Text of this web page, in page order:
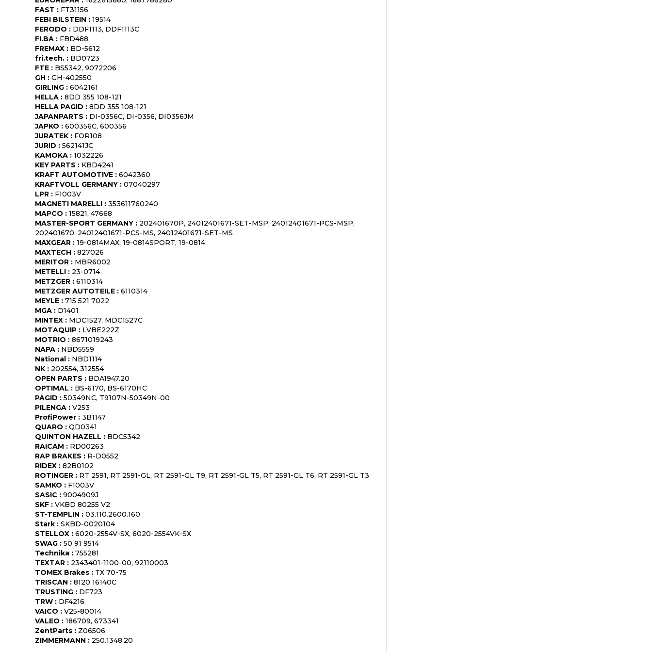
FAST : FT31156
FEBI BILSTEIN : 19514
FERODO : DDF1113, DDF1113C
FI.BA : FBD488
FREMAX : BD-5612
fri.tech. : BD0723
FTE : BS5342, 9072206
GH : GH-402550
GIRLING : 6042161
HELLA : 8DD 355 108-121
HELLA PAGID : 8DD 355 108-121
JAPANPARTS : DI-0356C, DI-0356, DI0356JM
JAPKO : 600356C, 600356
JURATEK : FOR108
JURID : 562141JC
KAMOKA : 1032226
KEY PARTS : KBD4241
KRAFT AUTOMOTIVE : 6042360
KRAFTVOLL GERMANY : 07040297
LPR : F1003V
MAGNETI MARELLI : 353611760240
MAPCO : 15821, 47668
MASTER-SPORT GERMANY : 202401670P, 24012401671-SET-MSP, 24012401671-PCS-MSP,
202401670, 24012401671-PCS-MS, 24012401671-SET-MS
MAXGEAR : 19-0814MAX, 19-0814SPORT, 19-0814
MAXTECH : 827026
MERITOR : MBR6002
METELLI : 23-0714
METZGER : 6110314
METZGER AUTOTEILE : 6110314
MEYLE : 715 521 7022
MGA : D1401
MINTEX : MDC1527, MDC1527C
MOTAQUIP : LVBE222Z
MOTRIO : 8671019243
NAPA : NBD5559
National : NBD1114
NK : 202554, 312554
OPEN PARTS : BDA1947.20
OPTIMAL : BS-6170, BS-6170HC
PAGID : 50349NC, T9107N-50349N-00
PILENGA : V253
ProfiPower : 3B1147
QUARO : QD0341
QUINTON HAZELL : BDC5342
RAICAM : RD00263
RAP BRAKES : R-D0552
RIDEX : 82B0102
ROTINGER : RT 2591, RT 2591-GL, RT 2591-GL T9, RT 2591-GL T5, RT 2591-GL T6, RT 2591-GL T3
SAMKO : F1003V
SASIC : 9004909J
SKF : VKBD 80255 V2
ST-TEMPLIN : 03.110.2600.160
Stark : SKBD-0020104
STELLOX : 6020-2554V-SX, 6020-2554VK-SX
SWAG : 50 91 9514
Technika : 755281
TEXTAR : 2343401-1100-00, 92110003
TOMEX Brakes : TX 70-75
TRISCAN : 8120 16140C
TRUSTING : DF723
TRW : DF4216
VAICO : V25-80014
VALEO : 186709, 673341
ZentParts : Z06506
ZIMMERMANN : 250.1348.20